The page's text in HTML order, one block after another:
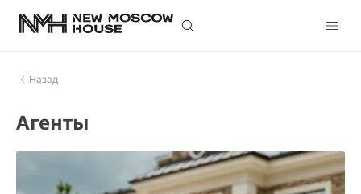
Назад
агенты